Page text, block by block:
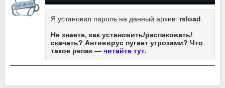
Я установил пароль на данный архив: rsload
Не знаете, как установить/распаковать/
скачать? Антивирус пугает угрозами? Что
такое репак — читайте тут.